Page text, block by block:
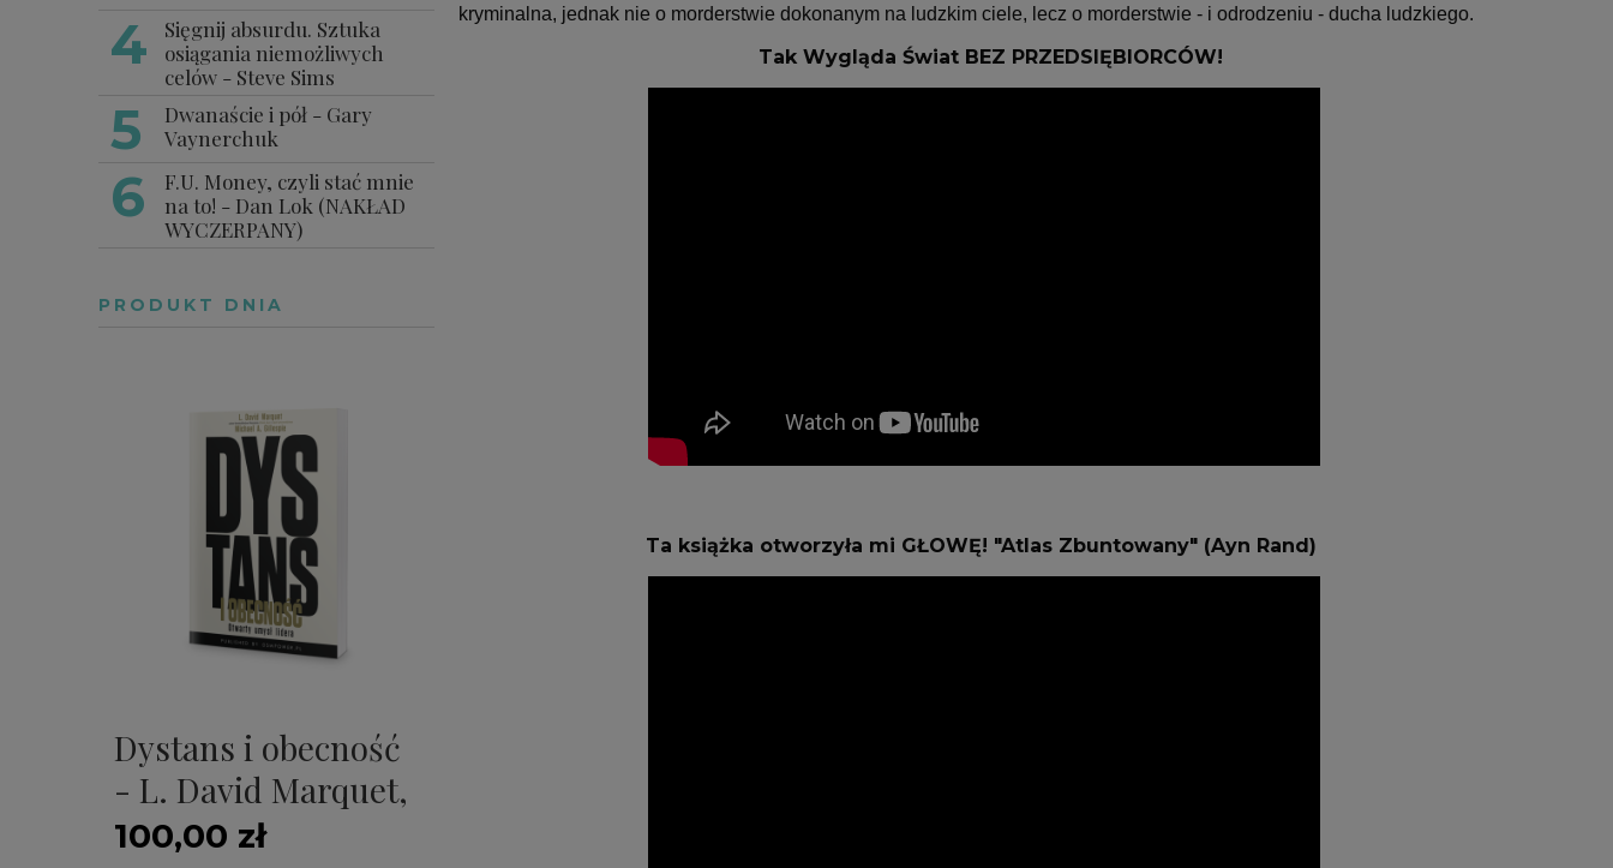
Sięgnij absurdu. Sztuka
osiągania niemożliwych
celów - Steve Sims
Dwanaście i pół - Gary
Vaynerchuk
F.U. Money, czyli stać mnie
na to! - Dan Lok (NAKŁAD
WYCZERPANY)
PRODUKT DNIA
Dystans i obecność
- L. David Marquet,
Michael A. Gillespie
100,00 zł
kryminalna, jednak nie o morderstwie dokonanym na ludzkim ciele, lecz o morderstwie - i odrodzeniu - ducha ludzkiego.
Tak Wygląda Świat BEZ PRZEDSIĘBIORCÓW!
Ta książka otworzyła mi GŁOWĘ! "Atlas Zbuntowany" (Ayn Rand)